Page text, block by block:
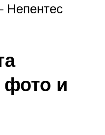
Непентес
фото и